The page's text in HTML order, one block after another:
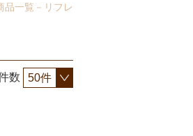
品一覧－リフレ
数